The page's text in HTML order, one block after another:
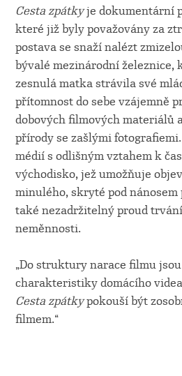
Cesta zpátkyje dokumentární
které již byly považovány za
postava se snaží nalézt
bývalé mezinárodní železnice,
zesnulá matka strávila své
přítomnost do sebe vzájemně
dobových filmových materiálů
přírody se zašlými
médií s odlišným vztahem k
východisko, jež umožňuje
minulého, skryté pod
také nezadržitelný proud
neměnnosti.
„Do struktury narace filmu
charakteristiky domácího
Cesta zpátkypokouší být
filmem.“